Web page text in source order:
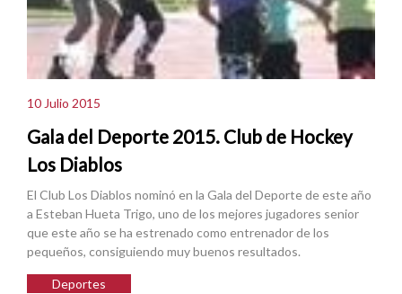
10 Julio 2015
Gala del Deporte 2015. Club de Hockey
Los Diablos
El Club Los Diablos nominó en la Gala del Deporte de este año
a Esteban Hueta Trigo, uno de los mejores jugadores senior
que este año se ha estrenado como entrenador de los
pequeños, consiguiendo muy buenos resultados.
Deportes